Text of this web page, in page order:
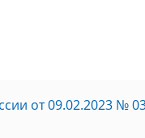
от 09.02.2023 №